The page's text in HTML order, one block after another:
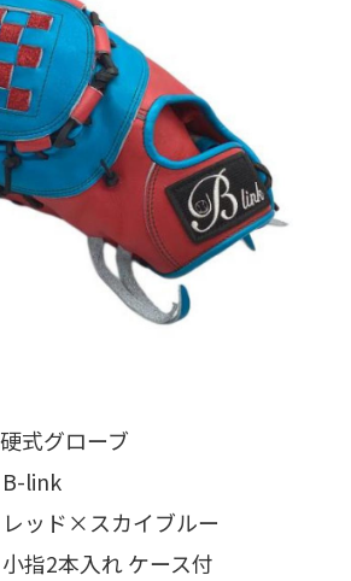
式グローブ
link
ド×スカイブルー
2本入れ ケース付